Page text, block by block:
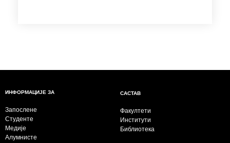
ИНФОРМАЦИЈЕ ЗА
Запослене
Студенте
Медије
Алумнисте
САСТАВ
Факултети
Институти
Библиотека